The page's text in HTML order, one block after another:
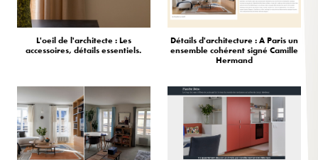
L'oeil de l'architecte : Les
accessoires, détails essentiels.
Détails d'architecture : A Paris un
ensemble cohérent signé Camille
Hermand